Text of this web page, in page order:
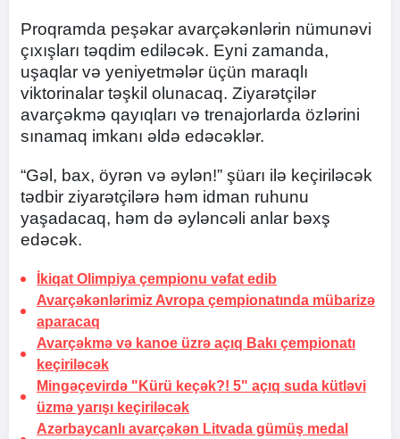
Proqramda peşəkar avarçəkənlərin nümunəvi
çıxışları təqdim ediləcək. Eyni zamanda,
uşaqlar və yeniyetmələr üçün maraqlı
viktorinalar təşkil olunacaq. Ziyarətçilər
avarçəkmə qayıqları və trenajorlarda özlərini
sınamaq imkanı əldə edəcəklər.
“Gəl, bax, öyrən və əylən!” şüarı ilə keçiriləcək
tədbir ziyarətçilərə həm idman ruhunu
yaşadacaq, həm də əyləncəli anlar bəxş
edəcək.
İkiqat Olimpiya çempionu vəfat edib
Avarçəkənlərimiz Avropa çempionatında mübarizə
aparacaq
Avarçəkmə və kanoe üzrə açıq Bakı çempionatı
keçiriləcək
Mingəçevirdə "Kürü keçək?! 5" açıq suda kütləvi
üzmə yarışı keçiriləcək
Azərbaycanlı avarçəkən Litvada gümüş medal